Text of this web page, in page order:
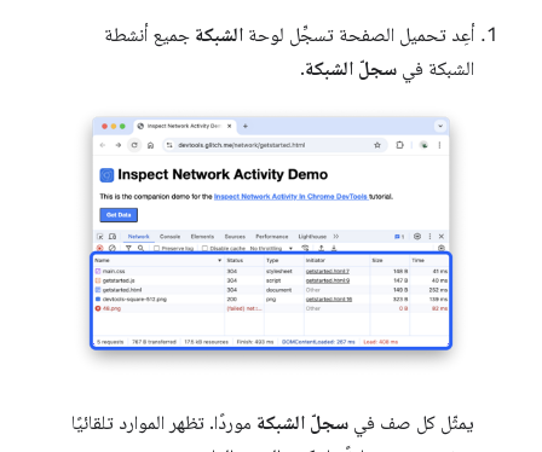
أعِد تحميل الصفحة تسجِّل لوحة الشبكة جميع أنشطة
الشبكة في سجلّ الشبكة.
يمثّل كل صف في سجلّ الشبكة موردًا. تظهر الموارد تلقائيًا